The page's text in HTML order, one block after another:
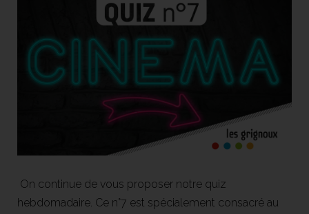
On continue de vous proposer notre quiz
hebdomadaire. Ce n°7 est spécialement consacré au